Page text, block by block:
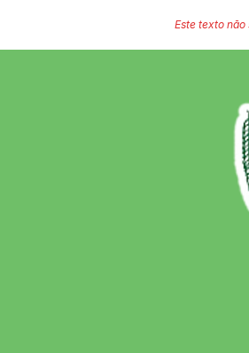
Este texto